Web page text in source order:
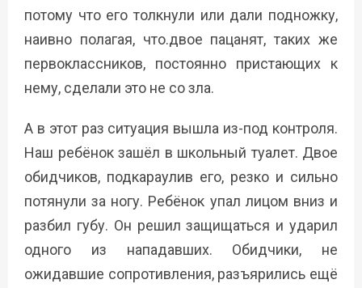
потому что его толкнули или дали подножку,
наивно полагая, что.двое пацанят, таких же
первоклассников, постоянно пристающих к
нему, сделали это не со зла.
А в этот раз ситуация вышла из-под контроля.
Наш ребёнок зашёл в школьный туалет. Двое
обидчиков, подкараулив его, резко и сильно
потянули за ногу. Ребёнок упал лицом вниз и
разбил губу. Он решил защищаться и ударил
одного из нападавших. Обидчики, не
ожидавшие сопротивления, разъярились ещё